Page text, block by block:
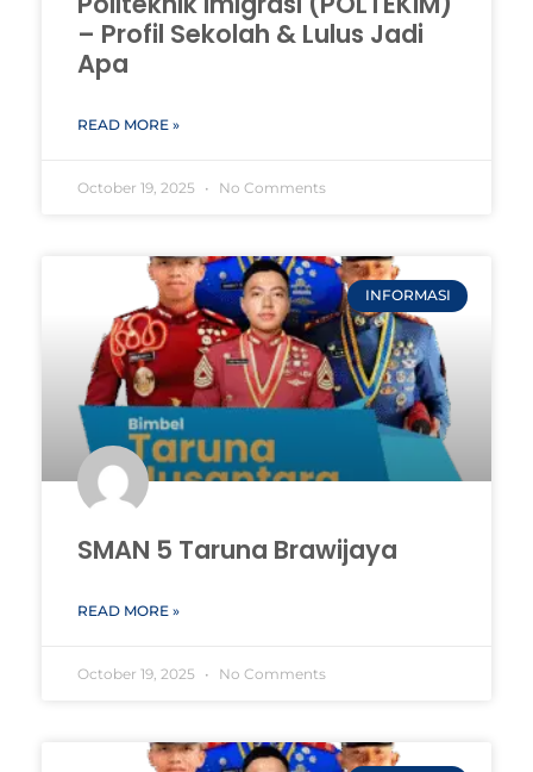
– Profil Sekolah & Lulus Jadi
Apa
READ MORE »
October 19, 2025 No Comments
INFORMASI
SMAN 5 Taruna Brawijaya
READ MORE »
October 19, 2025 No Comments